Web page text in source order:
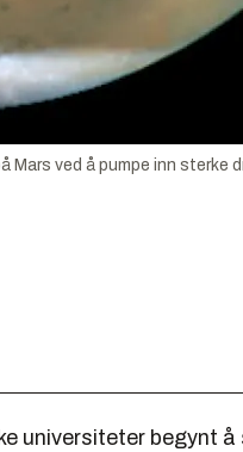
ved å pumpe inn sterke
universiteter begynt å